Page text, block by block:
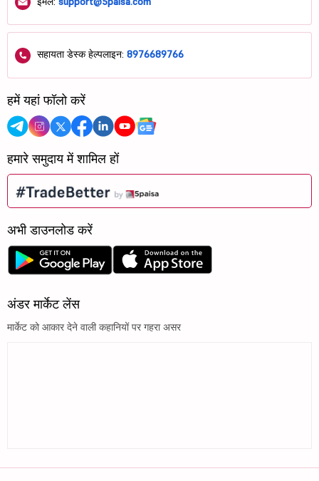
सहायता डेस्क हेल्पलाइन: 8976689766
हमें यहां फॉलो करें
हमारे समुदाय में शामिल हों
अभी डाउनलोड करें
अंडर मार्केट लेंस
मार्केट को आकार देने वाली कहानियों पर गहरा असर